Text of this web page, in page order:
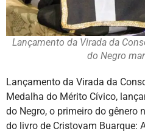
Lançamento da Virada da
do Negro
Lançamento da Virada da
Medalha do Mérito Cívico,
do Negro, o primeiro do gênero
do livro de Cristovam Buarque: